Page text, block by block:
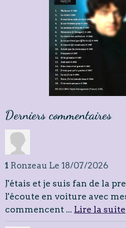
Derniers commentaires
1 Ronzeau Le 18/07/2026
J'étais et je suis fan de la
l'écoute en voiture avec
commencent ... Lire la suite